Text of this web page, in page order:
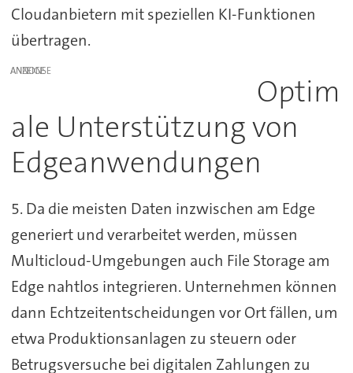
Cloudanbietern mit speziellen KI-Funktionen
übertragen.
ANZEIGE
Optim
ale Unterstützung von
Edgeanwendungen
5. Da die meisten Daten inzwischen am Edge
generiert und verarbeitet werden, müssen
Multicloud-Umgebungen auch File Storage am
Edge nahtlos integrieren. Unternehmen können
dann Echtzeitentscheidungen vor Ort fällen, um
etwa Produktionsanlagen zu steuern oder
Betrugsversuche bei digitalen Zahlungen zu